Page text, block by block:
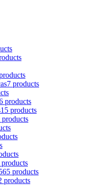
7 products
products
15 products
products
products
products
products